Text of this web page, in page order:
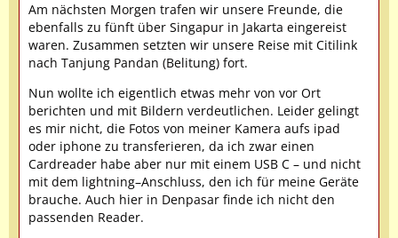
Am nächsten Morgen trafen wir unsere Freunde, die
ebenfalls zu fünft über Singapur in Jakarta eingereist
waren. Zusammen setzten wir unsere Reise mit Citilink
nach Tanjung Pandan (Belitung) fort.
Nun wollte ich eigentlich etwas mehr von vor Ort
berichten und mit Bildern verdeutlichen. Leider gelingt
es mir nicht, die Fotos von meiner Kamera aufs ipad
oder iphone zu transferieren, da ich zwar einen
Cardreader habe aber nur mit einem USB C – und nicht
mit dem lightning–Anschluss, den ich für meine Geräte
brauche. Auch hier in Denpasar finde ich nicht den
passenden Reader.